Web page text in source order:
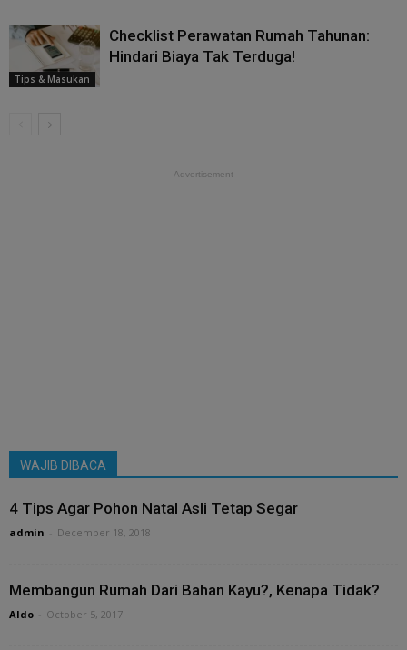
Tips & Masukan
Checklist Perawatan Rumah Tahunan:
Hindari Biaya Tak Terduga!
- Advertisement -
WAJIB DIBACA
4 Tips Agar Pohon Natal Asli Tetap Segar
admin December 18, 2018
Membangun Rumah Dari Bahan Kayu?, Kenapa Tidak?
Aldo October 5, 2017